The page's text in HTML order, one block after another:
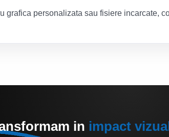
grafica personalizata sau fisiere incarcate,
in impact